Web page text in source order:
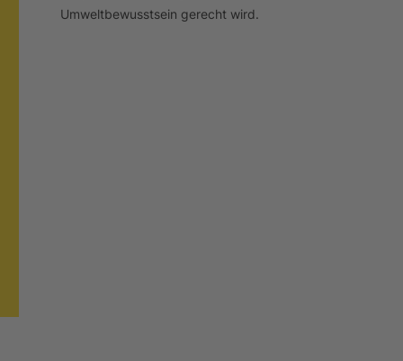
Umweltbewusstsein gerecht wird.